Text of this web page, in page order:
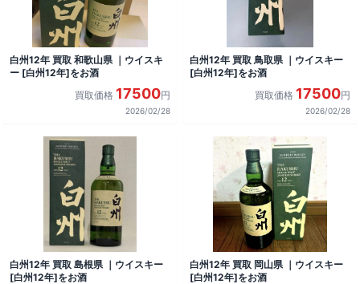
白州12年 買取 和歌山県 ｜ウイスキ
ー [白州12年]をお酒
買取価格 17500円
2026/02/28
白州12年 買取 鳥取県 ｜ウイスキー
[白州12年]をお酒
買取価格 17500円
2026/02/28
白州12年 買取 島根県 ｜ウイスキー
[白州12年]をお酒
白州12年 買取 岡山県 ｜ウイスキー
[白州12年]をお酒